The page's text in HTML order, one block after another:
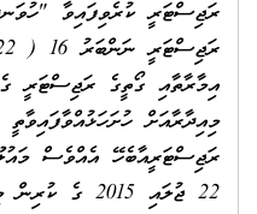
ރަޖިސްޓަރީ ކުރެވިފައިވާ
އިމާރާތާއި ގޯތީގެ ރަޖިސްޓަރީ
މިއިދާރާއަށް
ރަޖިސްޓަރީއާބެހޭ އެއްވެސް
22 ޖުލައި